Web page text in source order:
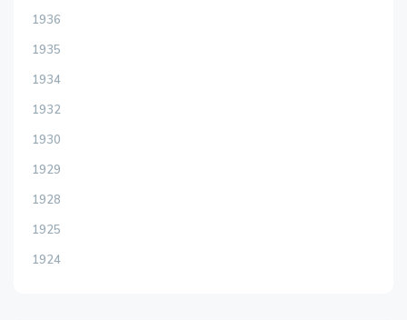
1936
1935
1934
1932
1930
1929
1928
1925
1924